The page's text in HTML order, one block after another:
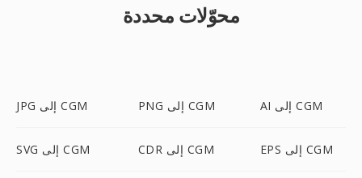
محوّلات محددة
JPG إلى CGM PNG إلى CGM AI إلى CGM
SVG إلى CGM CDR إلى CGM EPS إلى CGM